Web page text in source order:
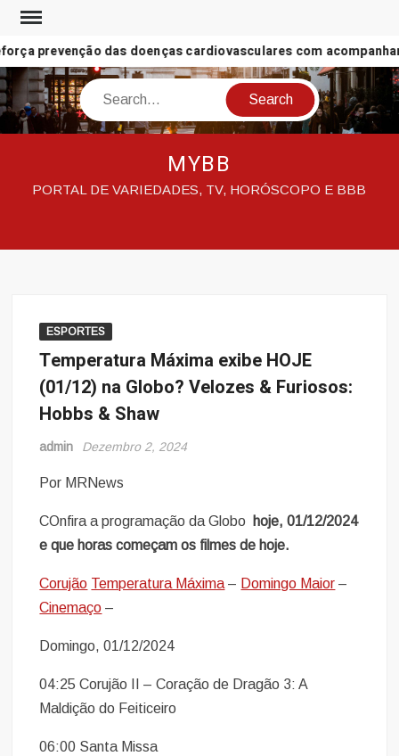
Skip
content
prevenção das doenças cardiovasculares com
Search
MYBB
PORTAL DE VARIEDADES, TV, HORÓSCOPO E BBB
ESPORTES
Temperatura Máxima exibe HOJE
(01/12) na Globo? Velozes & Furiosos:
Hobbs & Shaw
admin Dezembro 2, 2024
Por MRNews
COnfira a programação da Globo hoje, 01/12/2024
e que horas começam os filmes de hoje.
Corujão Temperatura Máxima – Domingo Maior –
Cinemaço –
Domingo, 01/12/2024
04:25 Corujão II – Coração de Dragão 3: A
Maldição do Feiticeiro
06:00 Santa Missa